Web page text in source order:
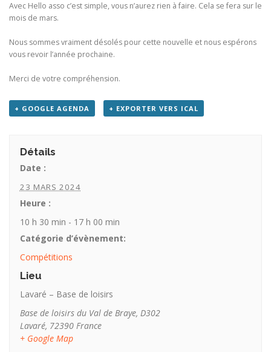
Avec Hello asso c’est simple, vous n’aurez rien à faire. Cela se fera sur le
mois de mars.
Nous sommes vraiment désolés pour cette nouvelle et nous espérons
vous revoir l’année prochaine.
Merci de votre compréhension.
+ GOOGLE AGENDA + EXPORTER VERS ICAL
Détails
Date :
23 MARS 2024
Heure :
10 h 30 min - 17 h 00 min
Catégorie d’évènement:
Compétitions
Lieu
Lavaré – Base de loisirs
Base de loisirs du Val de Braye, D302
Lavaré, 72390 France
+ Google Map